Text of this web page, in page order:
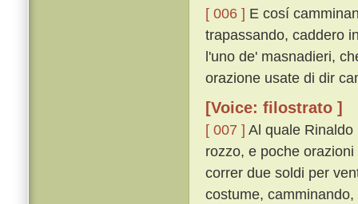
[ 006 ] E cosí
trapassando, caddero
l'uno de' masnadieri,
orazione usate di dir
[Voice: filostrato ]
[ 007 ] Al quale Rinaldo
rozzo, e poche
correr due soldi per
costume,